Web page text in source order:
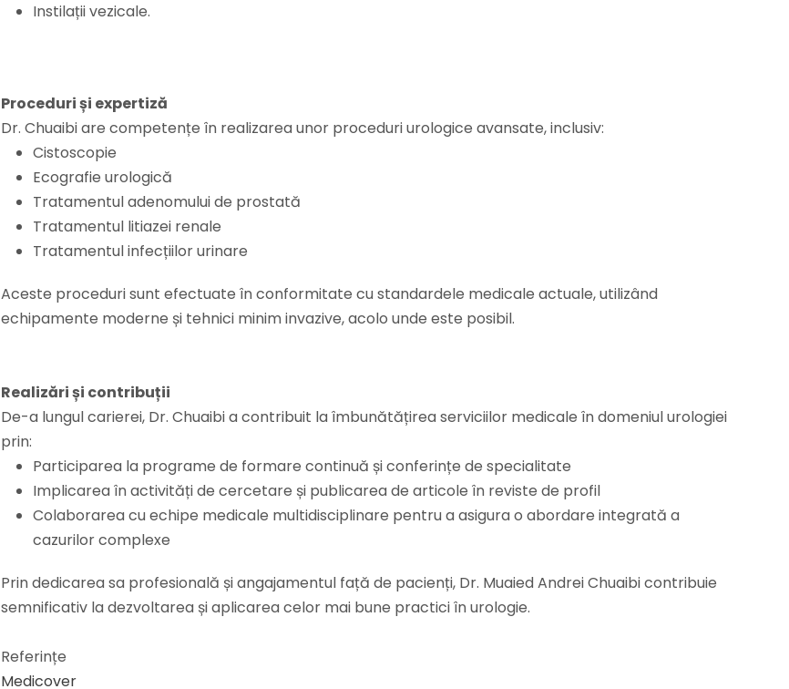
Instilații vezicale.
Proceduri și expertiză
Dr. Chuaibi are competențe în realizarea unor proceduri urologice avansate, inclusiv:
Cistoscopie
Ecografie urologică
Tratamentul adenomului de prostată
Tratamentul litiazei renale
Tratamentul infecțiilor urinare
Aceste proceduri sunt efectuate în conformitate cu standardele medicale actuale, utilizând
echipamente moderne și tehnici minim invazive, acolo unde este posibil.
Realizări și contribuții
De-a lungul carierei, Dr. Chuaibi a contribuit la îmbunătățirea serviciilor medicale în domeniul urologiei
prin:
Participarea la programe de formare continuă și conferințe de specialitate
Implicarea în activități de cercetare și publicarea de articole în reviste de profil
Colaborarea cu echipe medicale multidisciplinare pentru a asigura o abordare integrată a
cazurilor complexe
Prin dedicarea sa profesională și angajamentul față de pacienți, Dr. Muaied Andrei Chuaibi contribuie
semnificativ la dezvoltarea și aplicarea celor mai bune practici în urologie.
Referințe
Medicover